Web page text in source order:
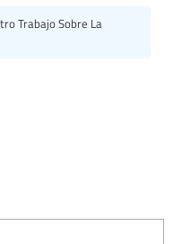
Trabajo Sobre La